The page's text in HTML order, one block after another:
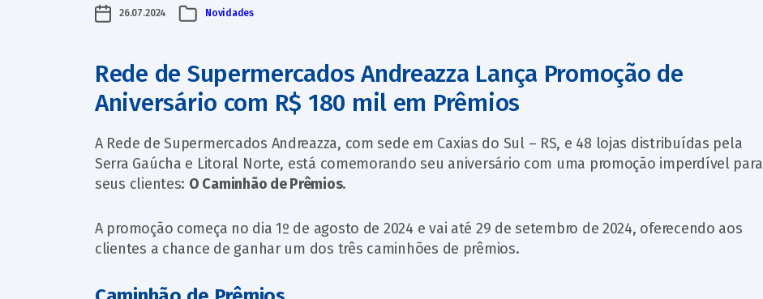
26.07.2024 Novidades
Rede de Supermercados Andreazza Lança Promoção de
Aniversário com R$ 180 mil em Prêmios
A Rede de Supermercados Andreazza, com sede em Caxias do Sul – RS, e 48 lojas distribuídas pela
Serra Gaúcha e Litoral Norte, está comemorando seu aniversário com uma promoção imperdível para
seus clientes: O Caminhão de Prêmios.
A promoção começa no dia 1º de agosto de 2024 e vai até 29 de setembro de 2024, oferecendo aos
clientes a chance de ganhar um dos três caminhões de prêmios.